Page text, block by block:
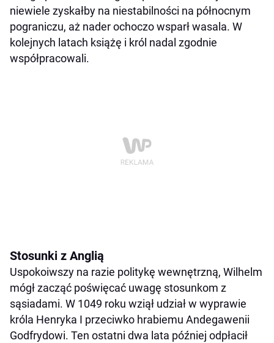
niewiele zyskałby na niestabilności na północnym
pograniczu, aż nader ochoczo wsparł wasala. W
kolejnych latach książę i król nadal zgodnie
współpracowali.
Stosunki z Anglią
Uspokoiwszy na razie politykę wewnętrzną, Wilhelm
mógł zacząć poświęcać uwagę stosunkom z
sąsiadami. W 1049 roku wziął udział w wyprawie
króla Henryka I przeciwko hrabiemu Andegawenii
Godfrydowi. Ten ostatni dwa lata później odpłacił